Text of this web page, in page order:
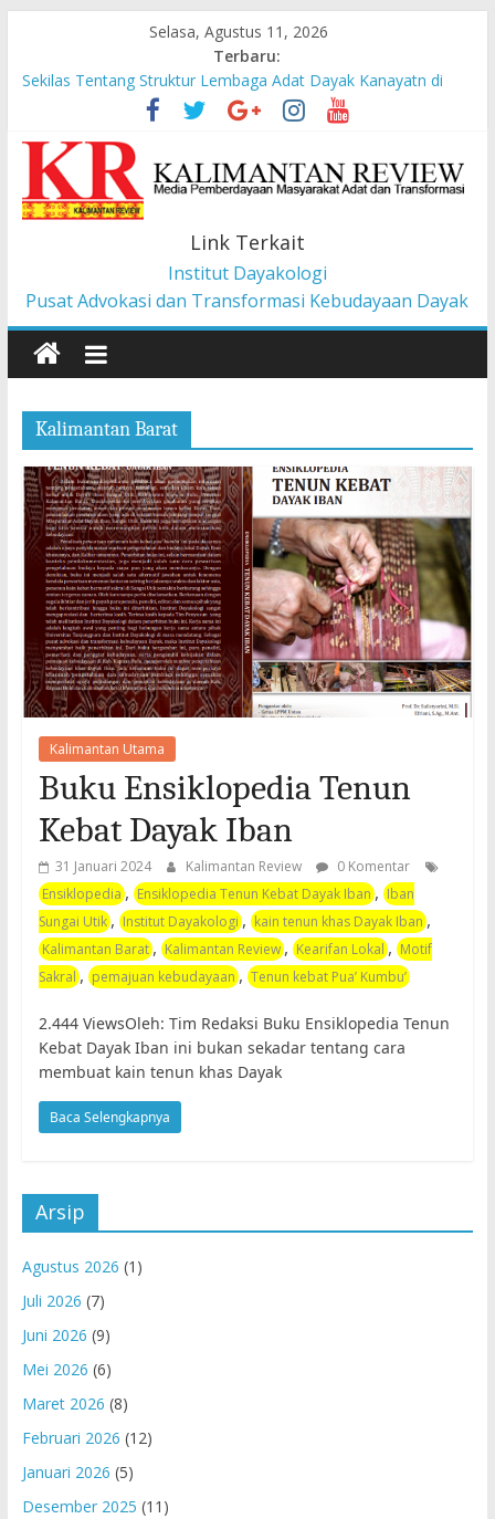
Selasa, Agustus 11, 2026
Terbaru:
Sekilas Tentang Struktur Lembaga Adat Dayak Kanayatn di
Masyarakat Adat Suku Balik Bersama AMAN Gugat UU IKN ke
Mahkamah Konstitusi
Pesan dari Pameran tentang Kisah-kisah dari Hulu Fragmen
Ruang Hidup Dayak Iban
Pembangunan Berbasis Budaya Masyarakat Adat: Pelajaran
dari CU à la Gerakan Pemberdayaan Pancur Kasih
Liawandira: Menenun Masa Depan Dayak Iban dari Lauk
Rugun, Ketemenggungan Jalai Lintang
Link Terkait
Institut Dayakologi
Pusat Advokasi dan Transformasi Kebudayaan Dayak
Kalimantan Barat
Kalimantan Utama
Buku Ensiklopedia Tenun
Kebat Dayak Iban
31 Januari 2024 Kalimantan Review
0 Komentar
Ensiklopedia , Ensiklopedia Tenun Kebat Dayak Iban , Iban
Sungai Utik, Institut Dayakologi , kain tenun khas Dayak Iban ,
Kalimantan Barat, Kalimantan Review, Kearifan Lokal , Motif
Sakral , pemajuan kebudayaan , Tenun kebat Pua’ Kumbu’
2.444 ViewsOleh: Tim Redaksi Buku Ensiklopedia Tenun
Kebat Dayak Iban ini bukan sekadar tentang cara
membuat kain tenun khas Dayak
Baca Selengkapnya
Arsip
Agustus 2026 (1)
Juli 2026 (7)
Juni 2026 (9)
Mei 2026 (6)
Maret 2026 (8)
Februari 2026 (12)
Januari 2026 (5)
Desember 2025 (11)